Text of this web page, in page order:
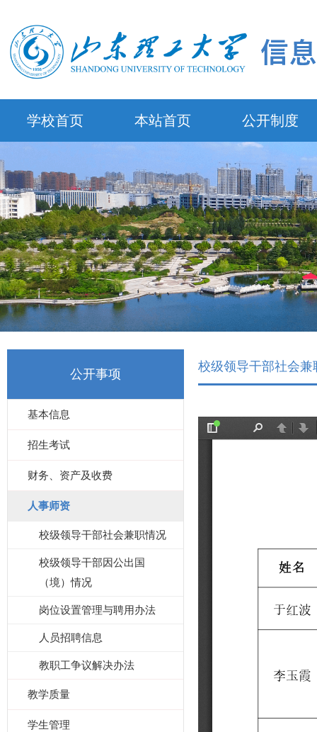
学校首页 本站首页 公开制度
公开事项
基本信息
招生考试
财务、资产及收费
人事师资
校级领导干部社会兼职情况
校级领导干部因公出国
（境）情况
岗位设置管理与聘用办法
人员招聘信息
教职工争议解决办法
教学质量
学生管理
校级领导干部社会兼